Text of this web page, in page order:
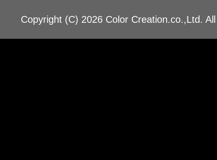
Copyright (C) 2026 Color Creation.co.,Ltd.